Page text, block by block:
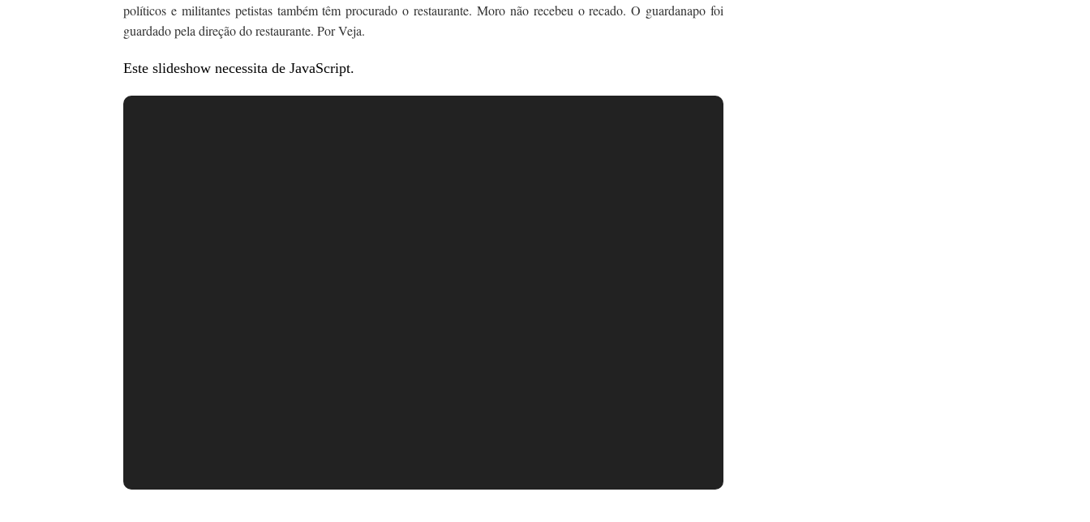
políticos e militantes petistas também têm procurado o restaurante. Moro não recebeu o recado. O guardanapo foi
guardado pela direção do restaurante. PorVeja.
Este slideshow necessita de JavaScript.